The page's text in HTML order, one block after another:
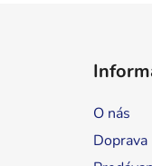
O nás
Doprava